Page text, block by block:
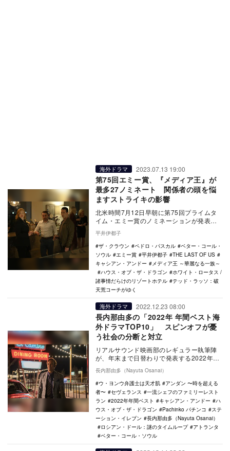
海外ドラマ 2023.07.13 19:00
第75回エミー賞、『メディア王』が
最多27ノミネート 関係者の頭を悩
ますストライキの影響
北米時間7月12日早朝に第75回プライムタ
イム・エミー賞のノミネーションが発表さ
れた。2022年6月1日から2023年5月31日…
平井伊都子
ザ・クラウン
ペドロ・パスカル
ベター・コール・
ソウル
エミー賞 平井伊都子
THE LAST OF US
キャシアン・アンドー
メディア王 ～華麗なる一族～
ハウス・オブ・ザ・ドラゴン
ホワイト・ロータス /
諸事情だらけのリゾートホテル
テッド・ラッソ：破
天荒コーチがゆく
海外ドラマ 2022.12.23 08:00
長内那由多の「2022年 年間ベスト海
外ドラマTOP10」 スピンオフが憂
う社会の分断と対立
リアルサウンド映画部のレギュラー執筆陣
が、年末まで日替わりで発表する2022年の
ドラマ、ア…
長内那由多（Nayuta Osanai）
ウ・ヨンウ弁護士は天才肌
アンダン 〜時を超える
者〜
セヴェランス
一流シェフのファミリーレスト
ラン
2022年年間ベスト キャシアン・アンドー
ハ
ウス・オブ・ザ・ドラゴン
Pachinko パチンコ
ステ
ーション・イレブン
長内那由多（Nayuta Osanai）
ロシアン・ドール：謎のタイムループ
アトランタ
ベター・コール・ソウル